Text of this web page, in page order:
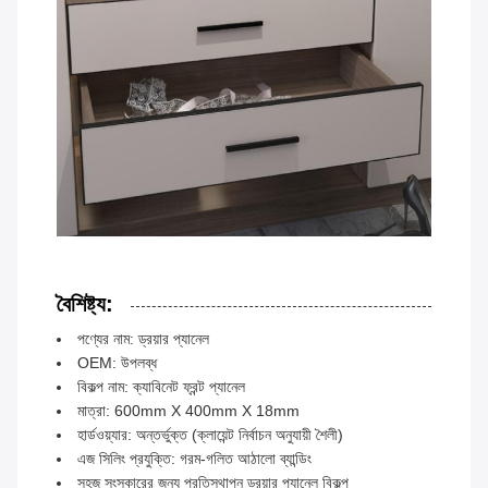
বৈশিষ্ট্য:
পণ্যের নাম: ড্রয়ার প্যানেল
OEM: উপলব্ধ
বিকল্প নাম: ক্যাবিনেট ফ্রন্ট প্যানেল
মাত্রা: 600mm X 400mm X 18mm
হার্ডওয়্যার: অন্তর্ভুক্ত (ক্লায়েন্ট নির্বাচন অনুযায়ী শৈলী)
এজ সিলিং প্রযুক্তি: গরম-গলিত আঠালো ব্যান্ডিং
সহজ সংস্কারের জন্য প্রতিস্থাপন ড্রয়ার প্যানেল বিকল্প